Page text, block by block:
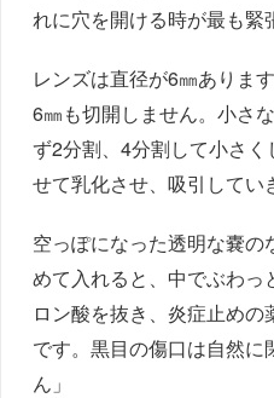
れに穴を開ける時が最も緊
レンズは直径が6㎜ありま
6㎜も切開しません。小さ
ず2分割、4分割して小さ
せて乳化させ、吸引してい
空っぽになった透明な嚢
めて入れると、中でぶわ
ロン酸を抜き、炎症止めの
です。黒目の傷口は自然
ん」